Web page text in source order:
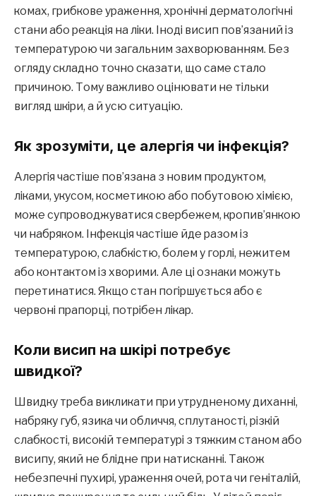
комах, грибкове ураження, хронічні дерматологічні
стани або реакція на ліки. Іноді висип пов’язаний із
температурою чи загальним захворюванням. Без
огляду складно точно сказати, що саме стало
причиною. Тому важливо оцінювати не тільки
вигляд шкіри, а й усю ситуацію.
Як зрозуміти, це алергія чи інфекція?
Алергія частіше пов’язана з новим продуктом,
ліками, укусом, косметикою або побутовою хімією,
може супроводжуватися свербежем, кропив’янкою
чи набряком. Інфекція частіше йде разом із
температурою, слабкістю, болем у горлі, нежитем
або контактом із хворими. Але ці ознаки можуть
перетинатися. Якщо стан погіршується або є
червоні прапорці, потрібен лікар.
Коли висип на шкірі потребує
швидкої?
Швидку треба викликати при утрудненому диханні,
набряку губ, язика чи обличчя, сплутаності, різкій
слабкості, високій температурі з тяжким станом або
висипу, який не блідне при натисканні. Також
небезпечні пухирі, ураження очей, рота чи геніталій,